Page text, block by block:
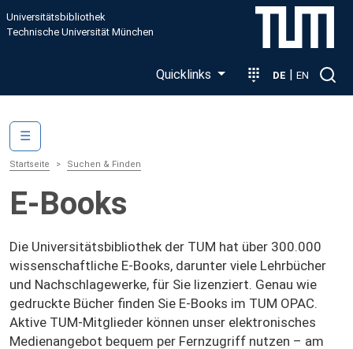
Direkt zum Inhalt
Universitätsbibliothek
Technische Universität München
Quicklinks DE | EN
Startseite Suchen & Finden
E-Books
Die Universitätsbibliothek der TUM hat über 300.000
wissenschaftliche E-Books, darunter viele Lehrbücher
und Nachschlagewerke, für Sie lizenziert. Genau wie
gedruckte Bücher finden Sie E-Books im TUM OPAC.
Aktive TUM-Mitglieder können unser elektronisches
Medienangebot bequem per Fernzugriff nutzen – am
☰